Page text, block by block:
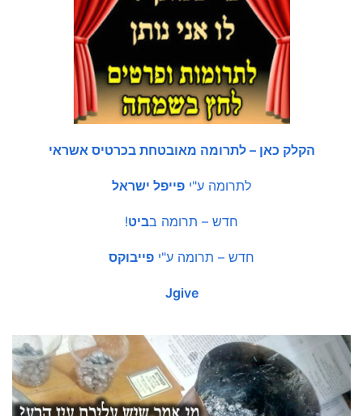
הקלק כאן – לתרומה מאובטחת בכרטיס אשראי
לתרומה ע"י פייפל ישראל
חדש – תרומה בביט!
חדש – תרומה ע"י פייבוקס
Jgive